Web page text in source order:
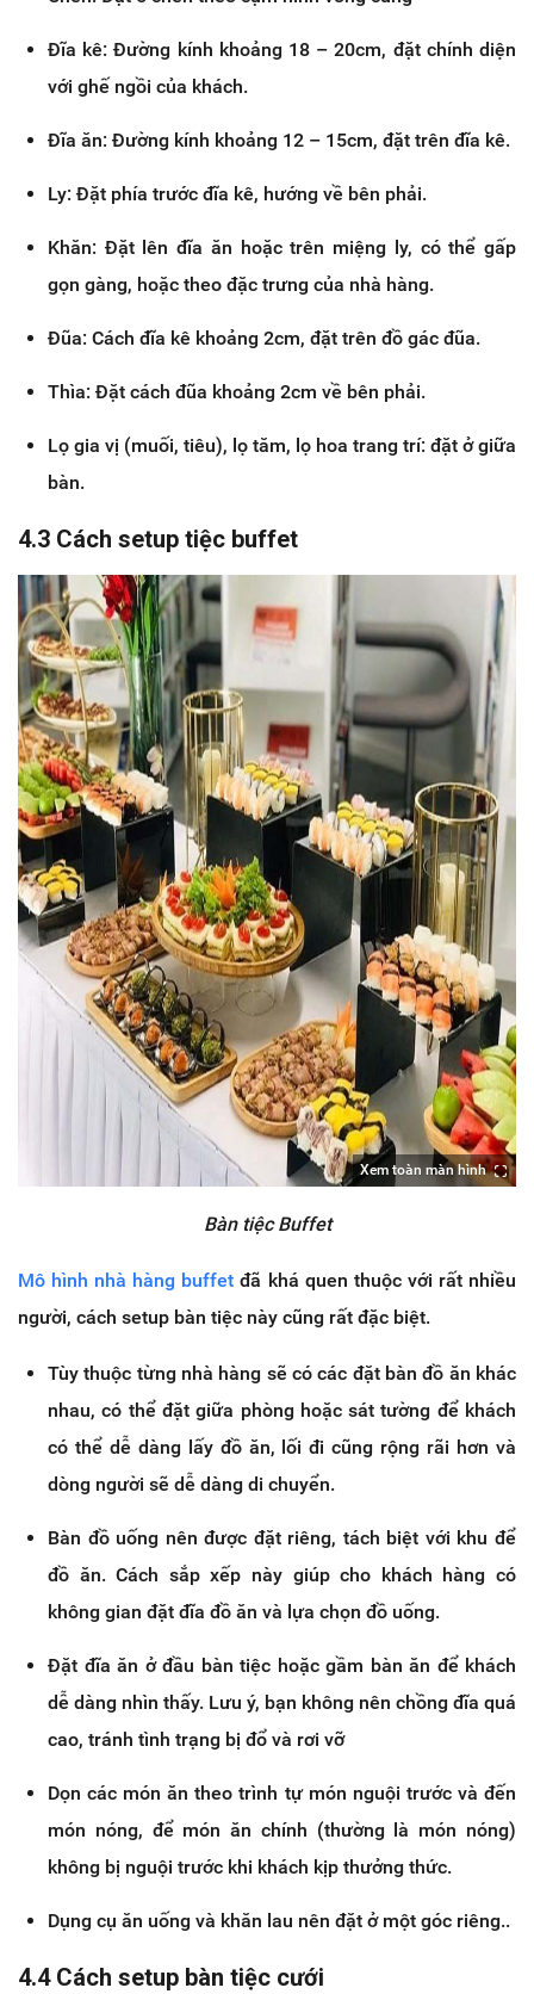
Đĩa kê: Đường kính khoảng 18 – 20cm, đặt chính diện
với ghế ngồi của khách.
Đĩa ăn: Đường kính khoảng 12 – 15cm, đặt trên đĩa kê.
Ly: Đặt phía trước đĩa kê, hướng về bên phải.
Khăn: Đặt lên đĩa ăn hoặc trên miệng ly, có thể gấp
gọn gàng, hoặc theo đặc trưng của nhà hàng.
Đũa: Cách đĩa kê khoảng 2cm, đặt trên đồ gác đũa.
Thìa: Đặt cách đũa khoảng 2cm về bên phải.
Lọ gia vị (muối, tiêu), lọ tăm, lọ hoa trang trí: đặt ở giữa
bàn.
4.3 Cách setup tiệc buffet
Xem toàn màn hình
Bàn tiệc Buffet
Mô hình nhà hàng buffet đã khá quen thuộc với rất nhiều
người, cách setup bàn tiệc này cũng rất đặc biệt.
Tùy thuộc từng nhà hàng sẽ có các đặt bàn đồ ăn khác
nhau, có thể đặt giữa phòng hoặc sát tường để khách
có thể dễ dàng lấy đồ ăn, lối đi cũng rộng rãi hơn và
dòng người sẽ dễ dàng di chuyển.
Bàn đồ uống nên được đặt riêng, tách biệt với khu để
đồ ăn. Cách sắp xếp này giúp cho khách hàng có
không gian đặt đĩa đồ ăn và lựa chọn đồ uống.
Đặt đĩa ăn ở đầu bàn tiệc hoặc gầm bàn ăn để khách
dễ dàng nhìn thấy. Lưu ý, bạn không nên chồng đĩa quá
cao, tránh tình trạng bị đổ và rơi vỡ
Dọn các món ăn theo trình tự món nguội trước và đến
món nóng, để món ăn chính (thường là món nóng)
không bị nguội trước khi khách kịp thưởng thức.
Dụng cụ ăn uống và khăn lau nên đặt ở một góc riêng..
4.4 Cách setup bàn tiệc cưới